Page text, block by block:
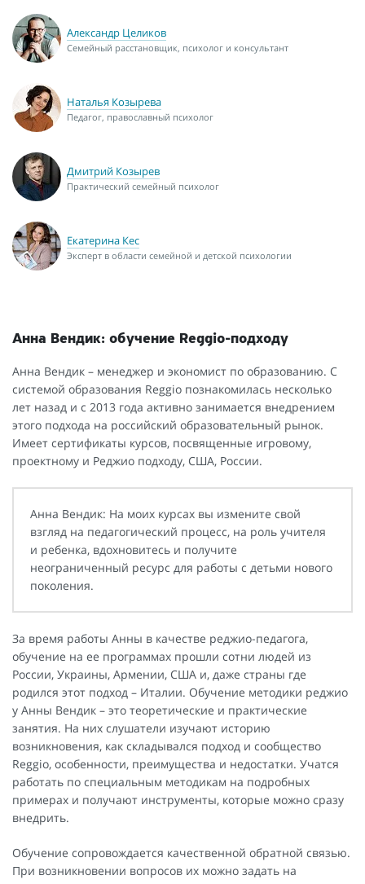
Александр Целиков
Семейный расстановщик, психолог и консультант
Наталья Козырева
Педагог, православный психолог
Дмитрий Козырев
Практический семейный психолог
Екатерина Кес
Эксперт в области семейной и детской психологии
Анна Вендик: обучение Reggio-подходу
Анна Вендик – менеджер и экономист по образованию. С
системой образования Reggio познакомилась несколько
лет назад и с 2013 года активно занимается внедрением
этого подхода на российский образовательный рынок.
Имеет сертификаты курсов, посвященные игровому,
проектному и Реджио подходу, США, России.
Анна Вендик: На моих курсах вы измените свой
взгляд на педагогический процесс, на роль учителя
и ребенка, вдохновитесь и получите
неограниченный ресурс для работы с детьми нового
поколения.
За время работы Анны в качестве реджио-педагога,
обучение на ее программах прошли сотни людей из
России, Украины, Армении, США и, даже страны где
родился этот подход – Италии. Обучение методики реджио
у Анны Вендик – это теоретические и практические
занятия. На них слушатели изучают историю
возникновения, как складывался подход и сообщество
Reggio, особенности, преимущества и недостатки. Учатся
работать по специальным методикам на подробных
примерах и получают инструменты, которые можно сразу
внедрить.
Обучение сопровождается качественной обратной связью.
При возникновении вопросов их можно задать на